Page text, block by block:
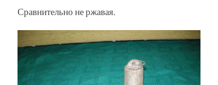
Сравнительно не ржавая.